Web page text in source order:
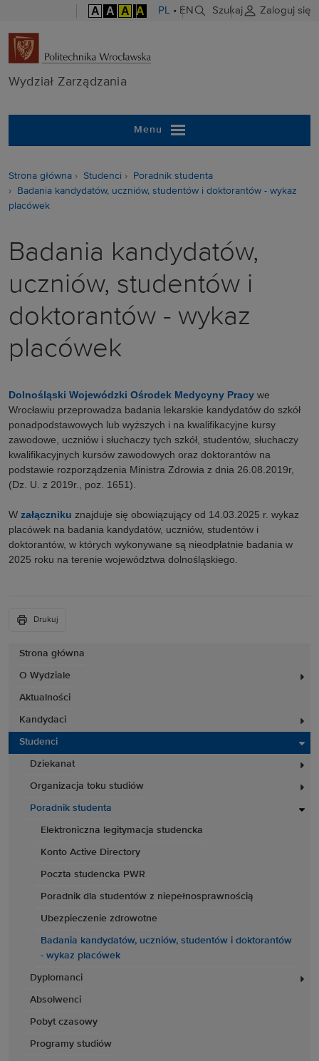
A A A A PL • EN Szukaj Zaloguj się
Wydział
Wydział Zarządzania
Menu
Strona główna
O Wydziale
Aktualności
Kandydaci
Studenci
Dziekanat
Organizacja toku studiów
Poradnik studenta
Elektroniczna legitymacja studencka
Konto Active Directory
Poczta studencka PWR
Poradnik dla studentów z niepełnosprawnością
Ubezpieczenie zdrowotne
Badania kandydatów, uczniów, studentów i doktorantów
- wykaz placówek
Dyplomanci
Absolwenci
Pobyt czasowy
Programy studiów
Strona główna Studenci
Poradnik studenta
Badania kandydatów, uczniów, studentów i doktorantów - wykaz
placówek
Badania kandydatów,
uczniów, studentów i
doktorantów - wykaz
placówek
Dolnośląski Wojewódzki Ośrodek Medycyny Pracy we
Wrocławiu przeprowadza badania lekarskie kandydatów do szkół
ponadpodstawowych lub wyższych i na kwalifikacyjne kursy
zawodowe, uczniów i słuchaczy tych szkół, studentów, słuchaczy
kwalifikacyjnych kursów zawodowych oraz doktorantów na
podstawie rozporządzenia Ministra Zdrowia z dnia 26.08.2019r,
(Dz. U. z 2019r., poz. 1651).
W załączniku znajduje się obowiązujący od 14.03.2025 r. wykaz
placówek na badania kandydatów, uczniów, studentów i
doktorantów, w których wykonywane są nieodpłatnie badania w
2025 roku na terenie województwa dolnośląskiego.
Drukuj